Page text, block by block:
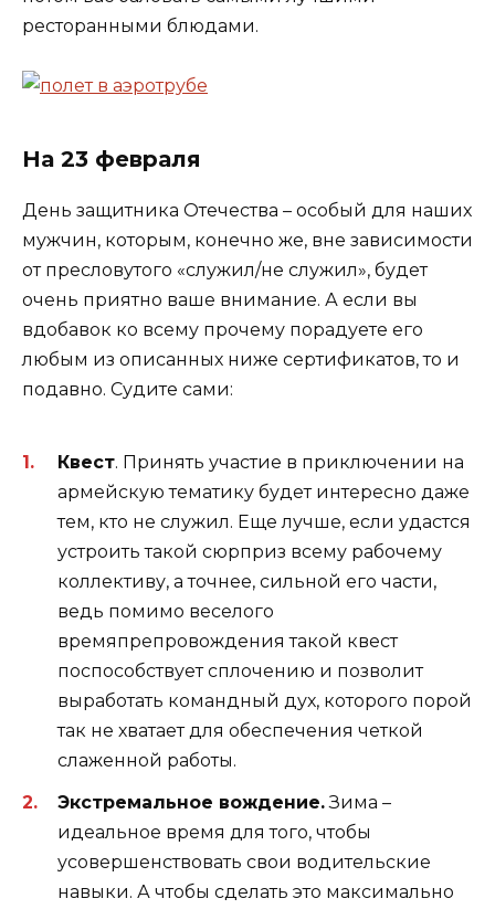
ресторанными блюдами.
На 23 февраля
День защитника Отечества – особый для наших
мужчин, которым, конечно же, вне зависимости
от пресловутого «служил/не служил», будет
очень приятно ваше внимание. А если вы
вдобавок ко всему прочему порадуете его
любым из описанных ниже сертификатов, то и
подавно. Судите сами:
Квест. Принять участие в приключении на
армейскую тематику будет интересно даже
тем, кто не служил. Еще лучше, если удастся
устроить такой сюрприз всему рабочему
коллективу, а точнее, сильной его части,
ведь помимо веселого
времяпрепровождения такой квест
поспособствует сплочению и позволит
выработать командный дух, которого порой
так не хватает для обеспечения четкой
слаженной работы.
Экстремальное вождение.Зима –
идеальное время для того, чтобы
усовершенствовать свои водительские
навыки. А чтобы сделать это максимально